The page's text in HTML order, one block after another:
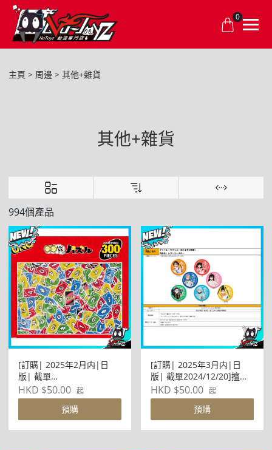
0
主頁 周邊 其他+雜貨
其他+雜貨
994個產品
[訂購| 2025年2月内|日
版| 截單
2024/12/14]UNO(TM)
Jigsaw Puzzle 300塊 300-
3147 ○○したくなるパズル
UNO(TM)
HKD $50.00 起
預購
[訂購| 2025年3月内|日
版| 截單2024/12/20]擅長
逃跑的殿下 レザー杯墊 (共
7款)
HKD $50.00 起
預購